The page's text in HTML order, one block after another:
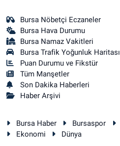
Bursa Nöbetçi Eczaneler
Bursa Hava Durumu
Bursa Namaz Vakitleri
Bursa Trafik Yoğunluk Haritası
Puan Durumu ve Fikstür
Tüm Manşetler
Son Dakika Haberleri
Haber Arşivi
Bursa Haber Bursaspor
Ekonomi
Dünya